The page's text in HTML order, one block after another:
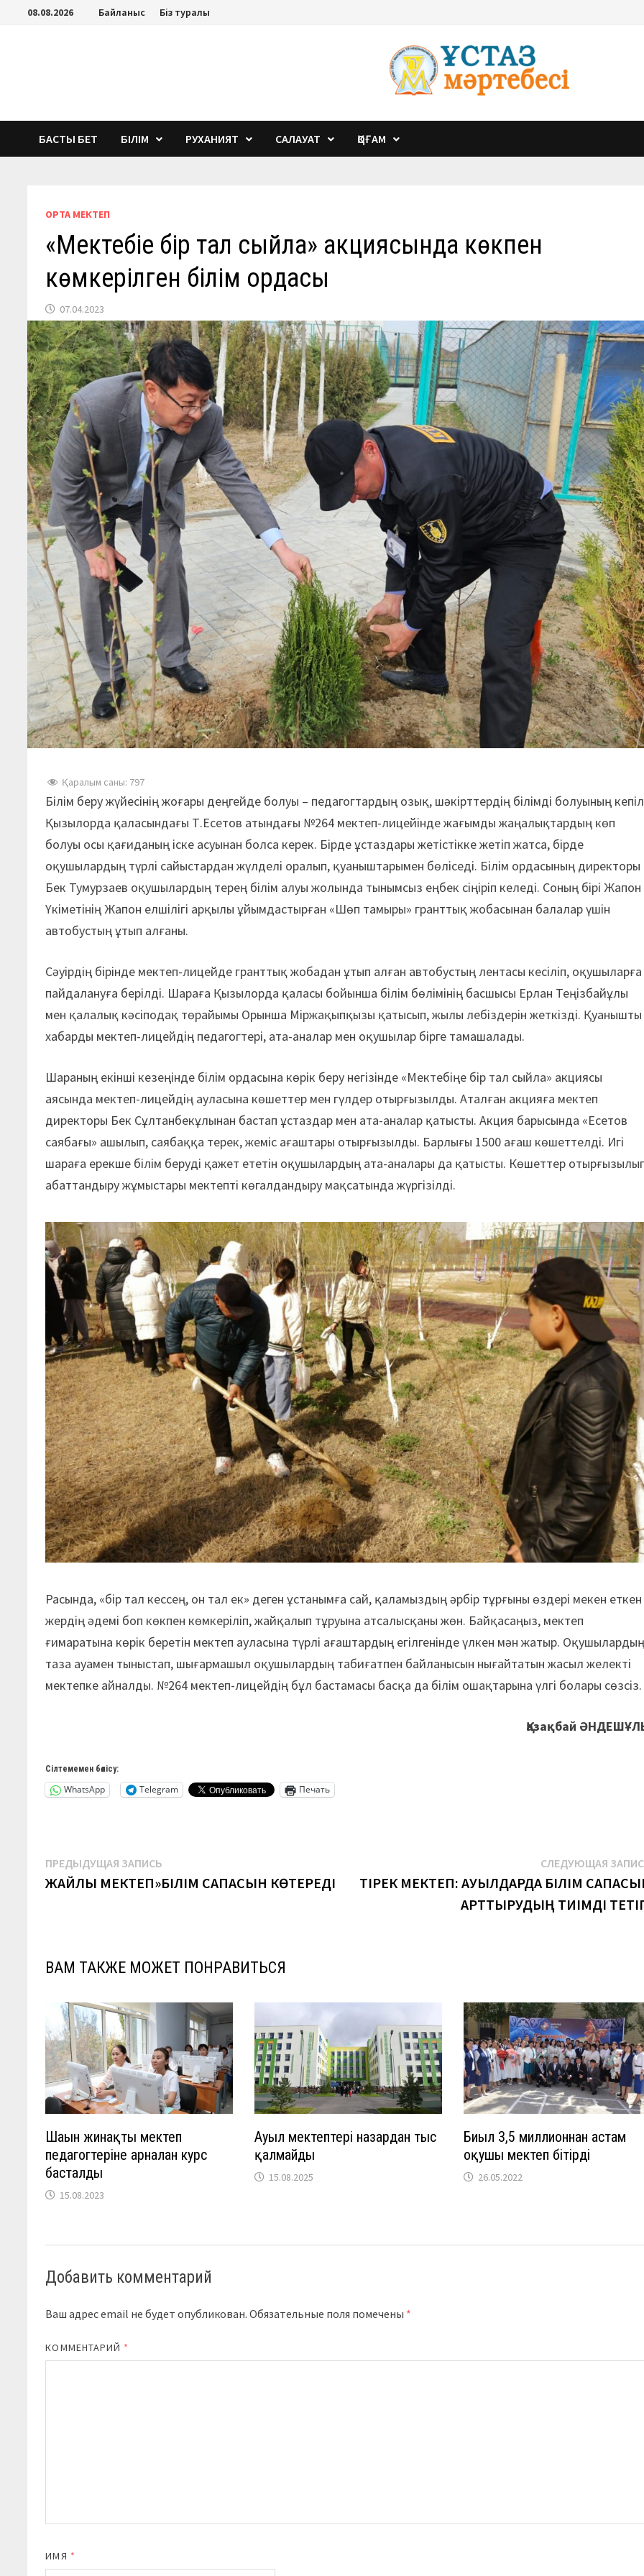
Перейти08.08.2026 Байланыс Біз туралы
БАСТЫ БЕТ БІЛІМ РУХАНИЯТ САЛАУАТ ҚОҒАМ
ОРТА МЕКТЕП
«Мектебіңе бір тал сыйла» акциясында көкпен
көмкерілген білім ордасы
07.04.2023
Қаралым саны: 797
Білім беру жүйесінің жоғары деңгейде болуы – педагогтардың озық, шәкірттердің білімді болуының
Қызылорда қаласындағы Т.Есетов атындағы №264 мектеп-лицейінде жағымды жаңалықтардың көп
болуы осы қағиданың іске асуынан болса керек. Бірде ұстаздары жетістікке жетіп жатса, бірде
оқушылардың түрлі сайыстардан жүлделі оралып, қуаныштарымен бөліседі. Білім ордасының директоры
Бек Тумурзаев оқушылардың терең білім алуы жолында тынымсыз еңбек сіңіріп келеді. Соның бірі Жапон
Үкіметінің Жапон елшілігі арқылы ұйымдастырған «Шөп тамыры» гранттық жобасынан балалар үшін
автобустың ұтып алғаны.
Сәуірдің бі­рінде мектеп-ли­цейде гранттық жоба­дан ұтып алған авто­бустың лентасы ке­сіліп, оқушыларға
пай­далануға берілді. Шараға Қызылорда қаласы бойынша білім бөлімінің бас­шысы Ерлан Теңіз­байұлы
мен қала­лық кәсіподақ төр­айымы Орынша Мір­жақып­қызы қатысып, жылы лебіздерін жеткізді. Қуанышты
хабарды мектеп-лицейдің педагогтері, ата-аналар мен оқушылар бірге тамашалады.
Шараның екінші кезеңінде білім ордасына көрік беру негізінде «Мектебіңе бір тал сыйла» акциясы
аясында мектеп-лицейдің ауласына көшеттер мен гүлдер отырғызылды. Аталған акцияға мектеп
директоры Бек Сұлтанбекұлынан бастап ұстаздар мен ата-аналар қатысты. Акция барысында «Есетов
саябағы» ашылып, саябаққа терек, жеміс ағаштары отырғызылды. Барлығы 1500 ағаш көшеттелді. Игі
шараға ерекше білім беруді қажет ететін оқушылардың ата-аналары да қатысты. Көшеттер
абаттандыру жұмыстары мектепті көгалдандыру мақсатында жүргізілді.
Расында, «бір тал кессең, он тал ек» деген ұстанымға сай, қаламыздың әрбір тұрғыны өздері мекен еткен
жердің әдемі боп көкпен көмкеріліп, жайқалып тұруына атсалысқаны жөн. Байқасаңыз, мектеп
ғимаратына көрік беретін мектеп ауласына түрлі ағаштардың егілгенінде үлкен мән жатыр. Оқушылардың
таза ауамен тыныстап, шығармашыл оқушылардың табиғатпен байланысын нығайтатын жасыл желекті
мектепке айналды. №264 мектеп-лицейдің бұл бастамасы басқа да білім ошақтарына үлгі болары сөзсіз.
Қазақбай
Сілтемемен бөлісу:
WhatsApp Telegram Печать
Навигация
по
ПРЕДЫДУЩАЯ ЗАПИСЬ
запись:
ЖАЙЛЫ МЕКТЕП»БІЛІМ САПАСЫН КӨТЕРЕДІ
СЛЕДУЮЩАЯ
ТІРЕК МЕКТЕП: АУЫЛДАРДА БІЛІМ
АРТТЫРУДЫҢ ТИІМДІ
ВАМ ТАКЖЕ МОЖЕТ ПОНРАВИТЬСЯ
Шағын жинақты мектеп
педагогтеріне арналған курс
басталды
15.08.2023
Ауыл мектептері назардан тыс
қалмайды
15.08.2025
Биыл 3,5 миллионнан астам
оқушы мектеп бітірді
26.05.2022
Добавить комментарий
Ваш адрес email не будет опубликован. Обязательные поля помечены *
КОММЕНТАРИЙ *
ИМЯ *